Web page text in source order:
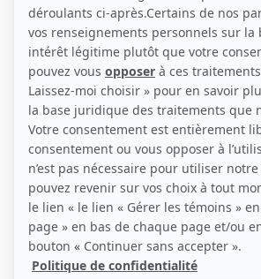
Personnages
À la ferme de Zénon(Voix de Zoumba)
Une voix en or (Batteur)
Autres contributions
À la ferme de Zénon Musicien